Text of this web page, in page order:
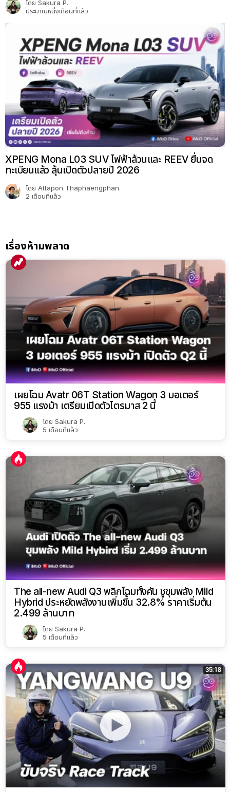
โดย Sakura P.
ประมาณหนึ่งเดือนที่แล้ว
XPENG Mona L03 SUV ไฟฟ้าล้วนและ REEV ยื่นจด
ทะเบียนแล้ว ลุ้นเปิดตัวปลายปี 2026
โดย Attapon Thaphaengphan
2 เดือนที่แล้ว
เรื่องห้ามพลาด
เผยโฉม Avatr 06T Station Wagon 3 มอเตอร์
955 แรงม้า เตรียมเปิดตัวไตรมาส 2 นี้
โดย Sakura P.
5 เดือนที่แล้ว
The all-new Audi Q3 พลิกโฉมทั้งคัน ชูขุมพลัง Mild
Hybrid ประหยัดพลังงานเพิ่มขึ้น 32.8% ราคาเริ่มต้น
2.499 ล้านบาท
โดย Sakura P.
5 เดือนที่แล้ว
35:18